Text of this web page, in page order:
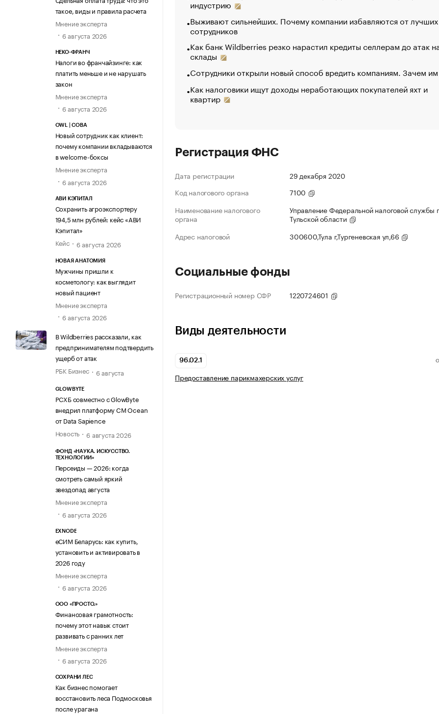
такое, виды и правила расчета
Мнение эксперта
6 августа 2026
НЕКО-ФРАНЧ
Налоги во франчайзинге: как
платить меньше и не нарушать
закон
Мнение эксперта
6 августа 2026
OWL | СОВА
Новый сотрудник как клиент:
почему компании вкладываются
в welcome-боксы
Мнение эксперта
6 августа 2026
АВИ КЭПИТАЛ
Сохранить агроэкспортеру
194,5 млн рублей: кейс «АВИ
Кэпитал»
Кейс
6 августа 2026
НОВАЯ АНАТОМИЯ
Мужчины пришли к
косметологу: как выглядит
новый пациент
Мнение эксперта
6 августа 2026
В Wildberries рассказали, как
предпринимателям подтвердить
ущерб от атак
РБК Бизнес
6 августа
GLOWBYTE
РСХБ совместно с GlowByte
внедрил платформу CM Ocean
от Data Sapience
Новость
6 августа 2026
ФОНД «НАУКА. ИСКУССТВО.
ТЕХНОЛОГИИ»
Персеиды — 2026: когда
смотреть самый яркий
звездопад августа
Мнение эксперта
6 августа 2026
EXNODE
еСИМ Беларусь: как купить,
установить и активировать в
2026 году
Мнение эксперта
6 августа 2026
ООО «ПРОСТО.»
Финансовая грамотность:
почему этот навык стоит
развивать с ранних лет
Мнение эксперта
6 августа 2026
СОХРАНИ ЛЕС
Как бизнес помогает
восстановить леса Подмосковья
после урагана
индустрию
Выживают сильнейших. Почему компании избавляются от лучших
сотрудников
Как банк Wildberries резко нарастил кредиты селлерам до атак
склады
Сотрудники открыли новый способ вредить компаниям. Зачем
Как налоговики ищут доходы неработающих покупателей яхт и
квартир
Регистрация ФНС
Дата регистрации
29 декабря 2020
Код налогового органа
7100
Наименование налогового
органа
Управление Федеральной налоговой службы
Тульской области
Адрес налоговой
300600,Тула г,Тургеневская ул,66
Социальные фонды
Регистрационный номер СФР 1220724601
Виды деятельности
96.02.1
Предоставление парикмахерских услуг